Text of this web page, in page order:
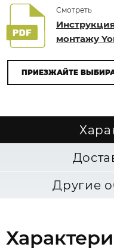
Смотреть
монтажу
ПРИЕЗЖАЙТЕ
Другие